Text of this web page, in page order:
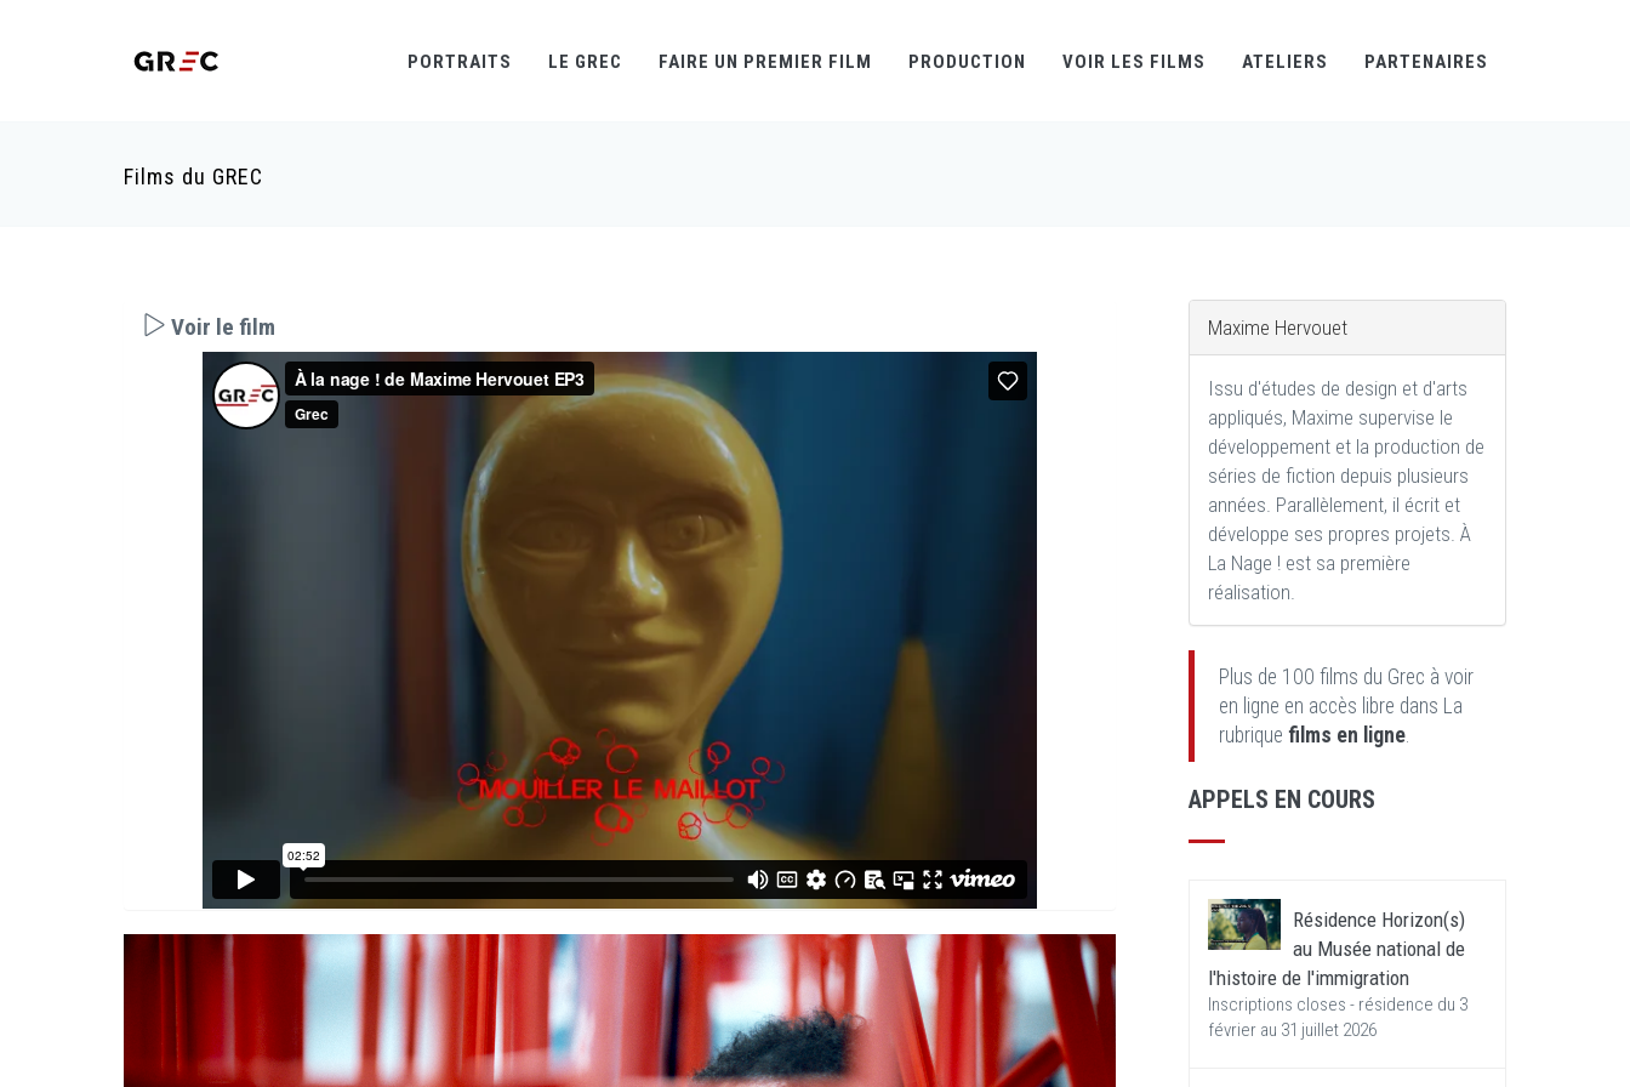
PORTRAITS LE GREC FAIRE UN PREMIER FILM PRODUCTION VOIR LES FILMS ATELIERS PARTENAIRES
Films du GREC
Voir le film Maxime Hervouet
Issu d'études de design et d'arts
appliqués, Maxime supervise le
développement et la production de
séries de fiction depuis plusieurs
années. Parallèlement, il écrit et
développe ses propres projets. À
La Nage ! est sa première
réalisation.
Plus de 100 films du Grec à voir
en ligne en accès libre dans La
rubrique films en ligne.
APPELS EN COURS
Résidence Horizon(s)
au Musée national de
l'histoire de l'immigration
Inscriptions closes - résidence du 3
février au 31 juillet 2026